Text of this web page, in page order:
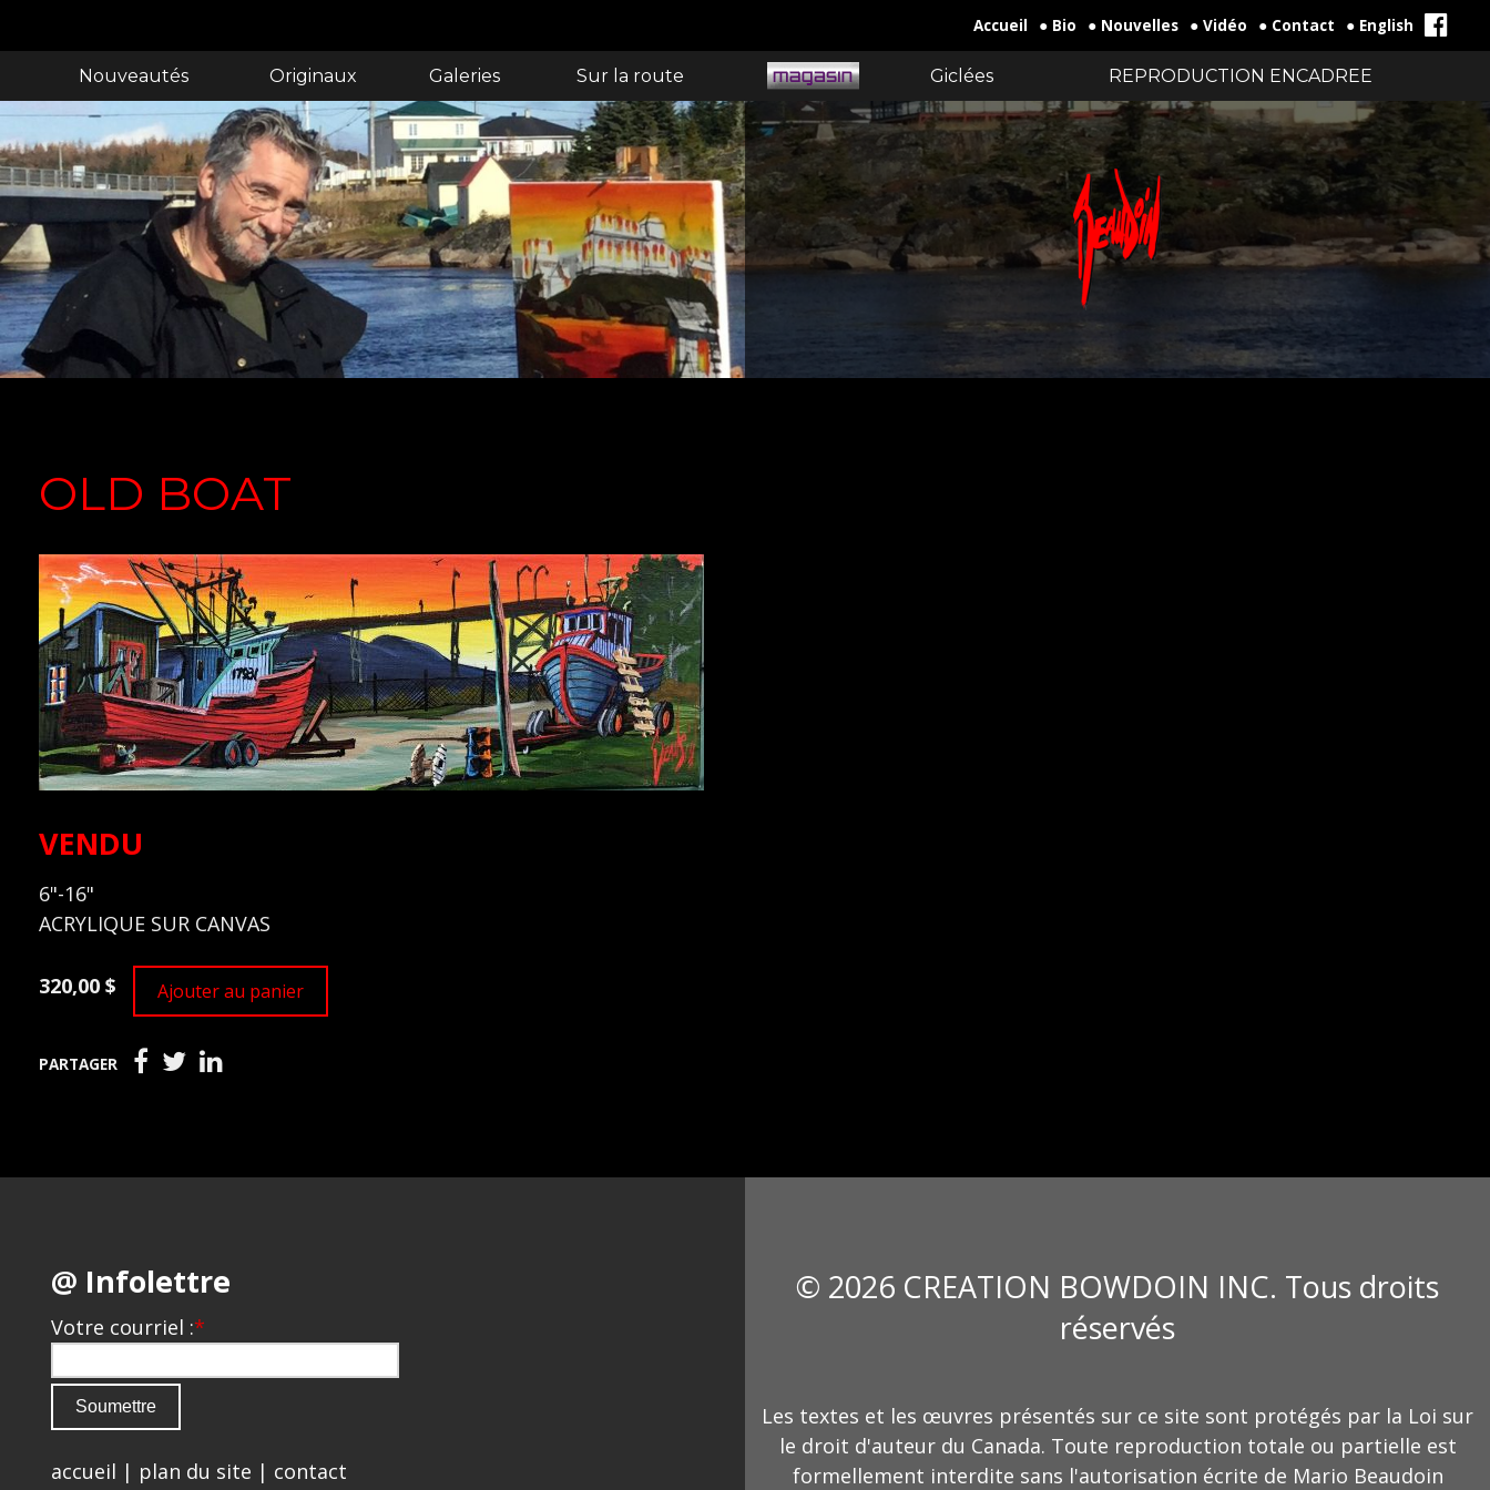
Accueil ● Bio ● Nouvelles ● Vidéo ● Contact ● English
Nouveautés Originaux Galeries Sur la route Giclées REPRODUCTION ENCADREE
OLD BOAT
VENDU
6"-16"
ACRYLIQUE SUR CANVAS
320,00 $ Ajouter au panier
PARTAGER
@ Infolettre
Votre courriel :*
accueil | plan du site | contact
© 2026 CREATION BOWDOIN INC. Tous droits
réservés
Les textes et les œuvres présentés sur ce site sont protégés par la Loi sur
le droit d'auteur du Canada. Toute reproduction totale ou partielle est
formellement interdite sans l'autorisation écrite de Mario Beaudoin